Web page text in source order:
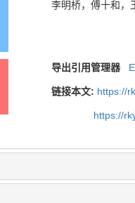
李明桥，傅十和，
导出引用管理器
链接本文: https://
https://